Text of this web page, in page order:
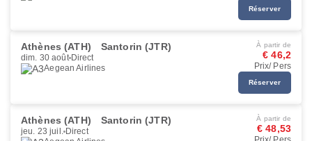
Réserver
Athènes (ATH) Santorin (JTR)
dim. 30 août Direct
Aegean Airlines
À partir de
€ 46,2
Prix/ Pers
Réserver
Athènes (ATH) Santorin (JTR)
jeu. 23 juil. Direct
À partir de
€ 48,53